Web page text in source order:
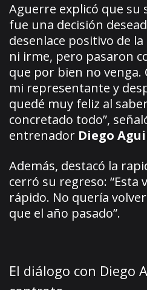
Aguerre explicó que su
fue una decisión
desenlace positivo de
ni irme, pero pasaron
que por bien no venga.
mi representante y
quedé muy feliz al
concretado todo”,
entrenador Diego
Además, destacó la
cerró su regreso: “Esta
rápido. No quería
que el año pasado”.
El diálogo con Diego